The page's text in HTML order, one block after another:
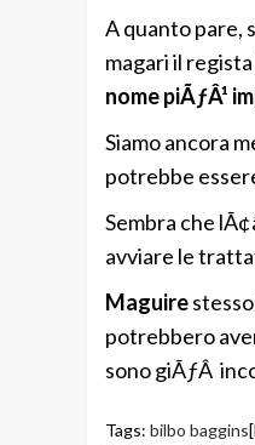
A quanto pare,
magari il regista
nome piÃƒÂ¹
Siamo ancora
potrebbe
Sembra che
avviare le
Maguire
potrebbero
sono giÃƒÂ
Tags: bilbo baggins